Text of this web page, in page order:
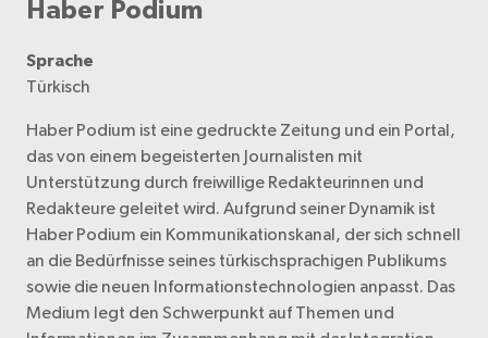
Haber Podium
Sprache
Türkisch
Haber Podium ist eine gedruckte Zeitung und ein Portal,
das von einem begeisterten Journalisten mit
Unterstützung durch freiwillige Redakteurinnen und
Redakteure geleitet wird. Aufgrund seiner Dynamik ist
Haber Podium ein Kommunikationskanal, der sich schnell
an die Bedürfnisse seines türkischsprachigen Publikums
sowie die neuen Informationstechnologien anpasst. Das
Medium legt den Schwerpunkt auf Themen und